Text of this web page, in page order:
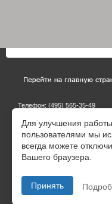
Для улучшения
пользователями мы
всегда можете
Вашего браузера.
Принять
Телефон: (495) 565-35-49
E-mail:
marketing@galvanik.ru